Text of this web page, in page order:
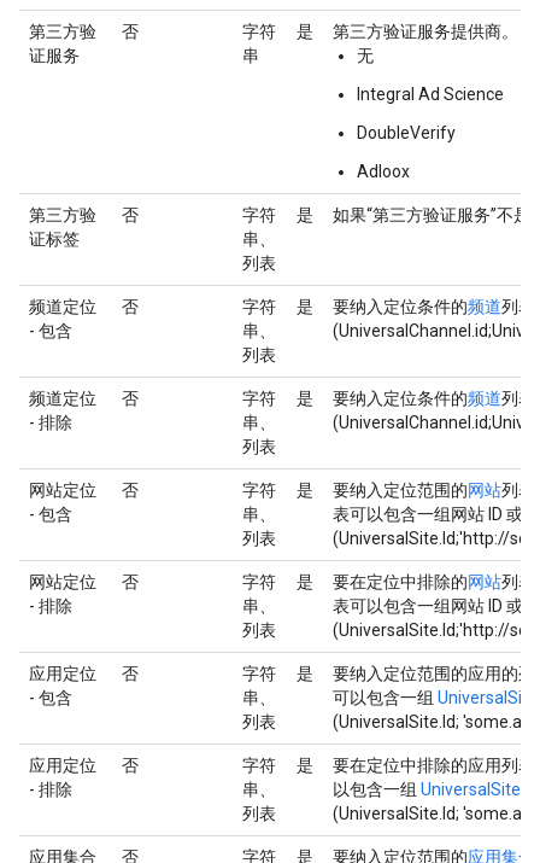
第三方验
证服务
否
字符
串
是
第三方验证服务提供商。
无
Integral Ad Science
DoubleVerify
Adloox
第三方验
证标签
否
字符
串、
列表
是 如果“第三方验证服务”不是
频道定位
- 包含
否
字符
串、
列表
是 要纳入定位条件的频道列表
频道定位
- 排除
否
字符
串、
列表
是 要纳入定位条件的频道列表
网站定位
- 包含
否
字符
串、
列表
是 要纳入定位范围的网站列表
表可以包含一组网站 ID 或
(UniversalSite.Id;'http://
网站定位
- 排除
否
字符
串、
列表
是 要在定位中排除的网站列表
表可以包含一组网站 ID 或
(UniversalSite.Id;'http://
应用定位
- 包含
否
字符
串、
列表
是
要纳入定位范围的应用的
可以包含一组 UniversalSite
(UniversalSite.Id;
应用定位
- 排除
否
字符
串、
列表
是
要在定位中排除的应用列
以包含一组 UniversalSite ID
(UniversalSite.Id;
应用集合
否
字符
是 要纳入定位范围的应用集合